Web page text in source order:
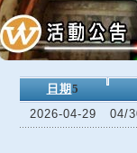
日期 5
2026-04-29
04/